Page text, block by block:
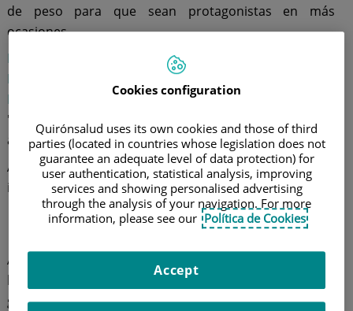
de peso para que sean protagonistas en más
ocasiones.
Elena Pérez Montero
, especialista en
Nutrición
de los hospitales universitarios
Bravo
Quirónsalud Madrid
, hace hincapié en que
"por sus características,
la uva fortalece a las arterias y
al corazón".
Atentos a su valor nutricional y a quiénes beneficia su
ingesta.
¿De dónde vienen las uvas?
Al parecer su origen se sitúa en el Mar Caspio, que se
localiza entre Europa y Asia. Desde las orillas de este
gran lago se introdujo en otras zonas europeas con la
Cookies configuration
Quirónsalud uses its own cookies and those of third
parties (located in countries whose legislation does not
guarantee an adequate level of data protection) for
user authentication, statistical analysis, improving
services and showing personalised advertising
through the analysis of your navigation. For more
information, please see our Política de Cookies
Accept